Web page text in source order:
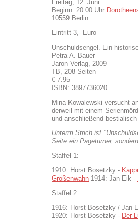
Freitag, 12. Juni
Beginn: 20:00 Uhr
10559 Berlin
Eintritt 3,- Euro
Unschuldsengel. Ein
Petra A. Bauer
Jaron Verlag, 2009
TB, 208 Seiten
€ 7.95
ISBN: 3897736020
Mina Kowalewski versucht
derweil mit einem
und anschließend bestialisch
Unterm Strich ist
Seite ein Pageturner,
Staffel 1:
1910: Horst Bosetzky -
Größenwahn 1914: Jan Eik -
Staffel 2:
1916: Horst Bosetzky / Jan
1920: Horst Bosetzky - Der